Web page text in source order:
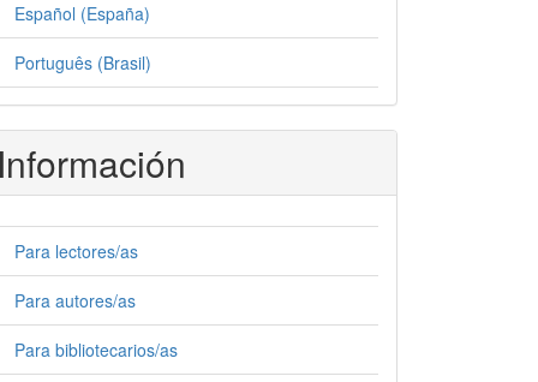
Español (España)
Português (Brasil)
Para lectores/as
Para autores/as
Para bibliotecarios/as